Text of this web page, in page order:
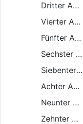
Dritter Abschnitt. HofStaat.
Vierter Abschnitt. Die grosherzogliche Regierung und Lehnkammer
Fünfter Abschnitt. CameralStaat.
Sechster Abschnitt. JustizStaat.
Siebenter Abschnitt. MilitairEtat.
Achter Abschnitt. Geistlicher Staat
Neunter Abschnitt. PolizeiGegenstände.
Zehnter Abschnitt. Landständische Verfassung